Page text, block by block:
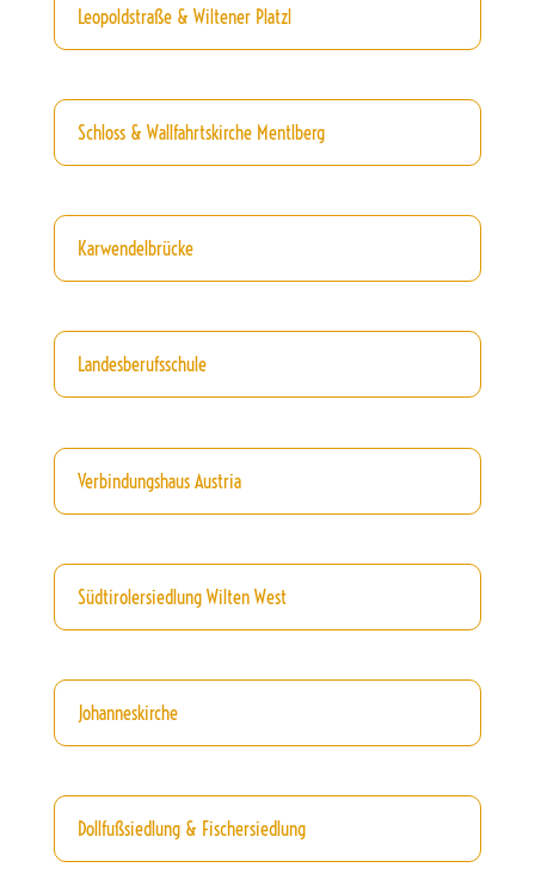
Leopoldstraße & Wiltener Platzl
Schloss & Wallfahrtskirche Mentlberg
Karwendelbrücke
Landesberufsschule
Verbindungshaus Austria
Südtirolersiedlung Wilten West
Johanneskirche
Dollfußsiedlung & Fischersiedlung